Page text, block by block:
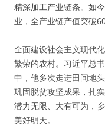
精深加工产业链条。如
业，全产业链产值突破
全面建设社会主义现代
繁荣的农村。习近平总
中，他多次走进田间地
巩固脱贫攻坚成果，扎
潜力无限、大有可为，
美好明天。